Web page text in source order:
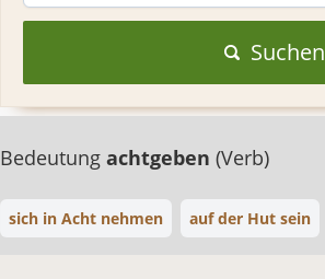
Suchen
Bedeutung achtgeben (Verb)
sich in Acht nehmen auf der Hut sein